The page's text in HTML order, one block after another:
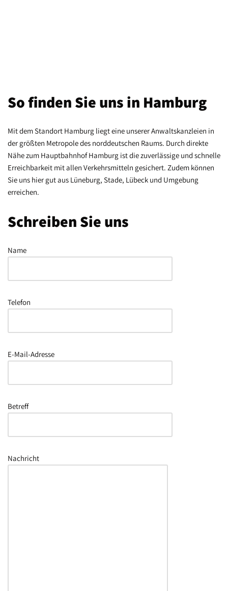
So finden Sie uns in Hamburg
Mit dem Standort Hamburg liegt eine unserer Anwaltskanzleien in
der größten Metropole des norddeutschen Raums. Durch direkte
Nähe zum Hauptbahnhof Hamburg ist die zuverlässige und schnelle
Erreichbarkeit mit allen Verkehrsmitteln gesichert. Zudem können
Sie uns hier gut aus Lüneburg, Stade, Lübeck und Umgebung
erreichen.
Schreiben Sie uns
Bitte lasse dieses Feld leer.
Name
Telefon
Bitte lasse dieses Feld leer.
E-Mail-Adresse
Betreff
Nachricht